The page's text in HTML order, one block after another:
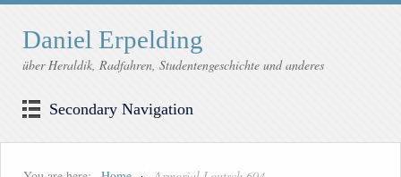
Daniel Erpelding
über Heraldik, Radfahren, Studentengeschichte und anderes
Secondary Navigation